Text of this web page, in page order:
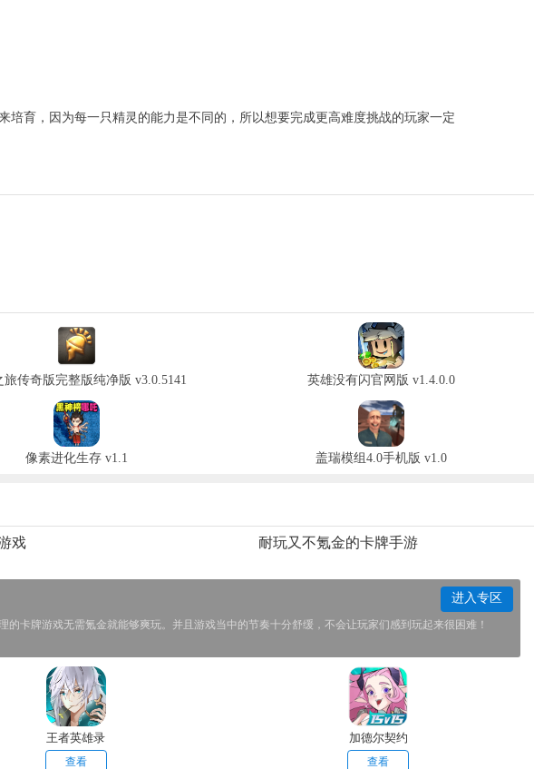
育，因为每一只精灵的能力是不同的，所以想要完成更高难度挑战的玩家一定
旅传奇版完整版纯净版 v3.0.5141 英雄没有闪官网版 v1.4.0.0
像素进化生存 v1.1 盖瑞模组4.0手机版 v1.0
戏 耐玩又不氪金的卡牌手游
卡牌游戏无需氪金就能够爽玩。并且游戏当中的节奏十分舒缓，不会让玩家们感到玩起来很困难！
进入专区
王者英雄录
查看
加德尔契约
手游官方正
查看